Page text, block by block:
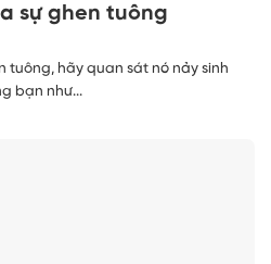
sự ghen tuông
tuông, hãy quan sát nó nảy sinh
bạn như...